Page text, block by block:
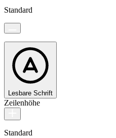
Standard
Lesbare Schrift
Zeilenhöhe
Standard